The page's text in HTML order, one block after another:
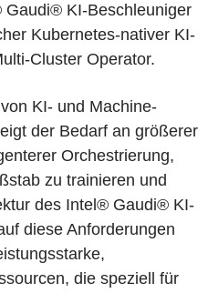
KI-Beschleuniger
Kubernetes-nativer KI-
Cluster Operator.
KI- und Machine-
der Bedarf an größerer
Orchestrierung,
zu trainieren und
des Intel® Gaudi® KI-
diese Anforderungen
die speziell für